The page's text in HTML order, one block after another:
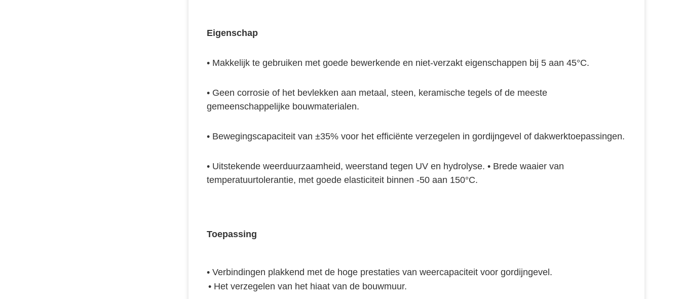
Eigenschap
• Makkelijk te gebruiken met goede bewerkende en niet-verzakt eigenschappen bij 5 aan 45°C.
• Geen corrosie of het bevlekken aan metaal, steen, keramische tegels of de meeste
gemeenschappelijke bouwmaterialen.
• Bewegingscapaciteit van ±35% voor het efficiënte verzegelen in gordijngevel of dakwerktoepassingen.
• Uitstekende weerduurzaamheid, weerstand tegen UV en hydrolyse. • Brede waaier van
temperatuurtolerantie, met goede elasticiteit binnen -50 aan 150°C.
Toepassing
• Verbindingen plakkend met de hoge prestaties van weercapaciteit voor gordijngevel.
• Het verzegelen van het hiaat van de bouwmuur.